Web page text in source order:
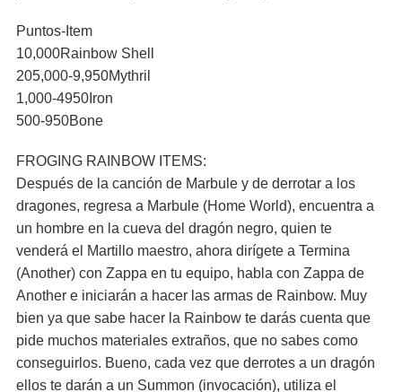
Puntos-Item
10,000Rainbow Shell
205,000-9,950Mythril
1,000-4950Iron
500-950Bone
FROGING RAINBOW ITEMS:
Después de la canción de Marbule y de derrotar a los
dragones, regresa a Marbule (Home World), encuentra a
un hombre en la cueva del dragón negro, quien te
venderá el Martillo maestro, ahora dirígete a Termina
(Another) con Zappa en tu equipo, habla con Zappa de
Another e iniciarán a hacer las armas de Rainbow. Muy
bien ya que sabe hacer la Rainbow te darás cuenta que
pide muchos materiales extraños, que no sabes como
conseguirlos. Bueno, cada vez que derrotes a un dragón
ellos te darán a un Summon (invocación), utiliza el